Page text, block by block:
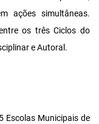
ações simultâneas.
os três Ciclos do
e Autoral.
Escolas Municipais de